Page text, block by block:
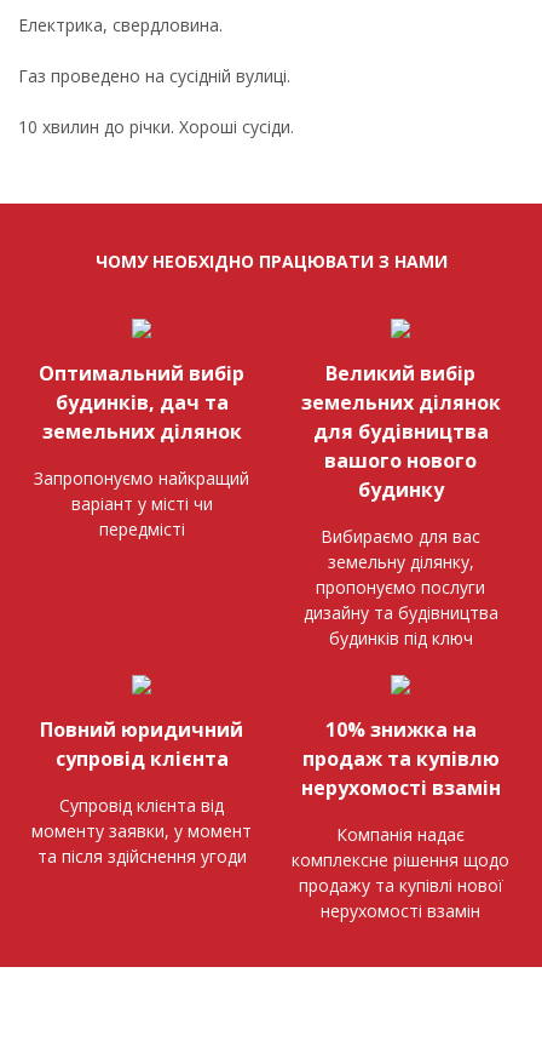
Електрика, свердловина.
Газ проведено на сусідній вулиці.
10 хвилин до річки. Хороші сусіди.
ЧОМУ НЕОБХІДНО ПРАЦЮВАТИ З НАМИ
Оптимальний вибір
будинків, дач та
земельних ділянок
Запропонуємо найкращий
варіант у місті чи
передмісті
Великий вибір
земельних ділянок
для будівництва
вашого нового
будинку
Вибираємо для вас
земельну ділянку,
пропонуємо послуги
дизайну та будівництва
будинків під ключ
Повний юридичний
супровід клієнта
Супровід клієнта від
моменту заявки, у момент
та після здійснення угоди
10% знижка на
продаж та купівлю
нерухомості взамін
Компанія надає
комплексне рішення щодо
продажу та купівлі нової
нерухомості взамін